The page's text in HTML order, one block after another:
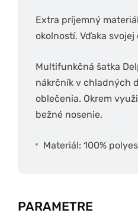
Extra príjemný
okolností. Vďaka
Multifunkčná šatka
nákrčník v chladných
oblečenia. Okrem
bežné nosenie.
Materiál: 100%
PARAMETRE